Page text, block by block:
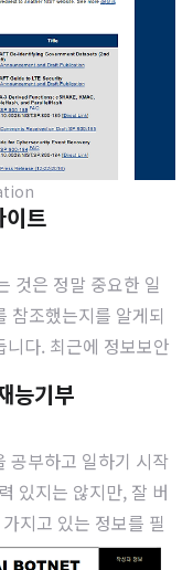
트
것은 정말 중요한 일
참조했는지를 알게되
다. 최근에 정보보안
하면서 알게된 사이
National Institute o
릭하시면 해당 페이
능기부
공부하고 일하기 시작
있지는 않지만, 잘 버
지고 있는 정보를 필
다. 그래서 스터디라